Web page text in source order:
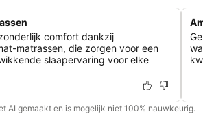
comfort dankzij
matrassen, die zorgen voor een
slaapervaring voor elke
AI gemaakt en is mogelijk niet 100% nauwkeurig.